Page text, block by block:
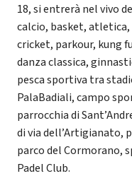
18, si entrerà nel vivo
calcio, basket,
cricket, parkour, kung
danza classica,
pesca sportiva tra
PalaBadiali, campo
parrocchia di
di via dell’Artigianato,
parco del Cormorano,
Padel Club.